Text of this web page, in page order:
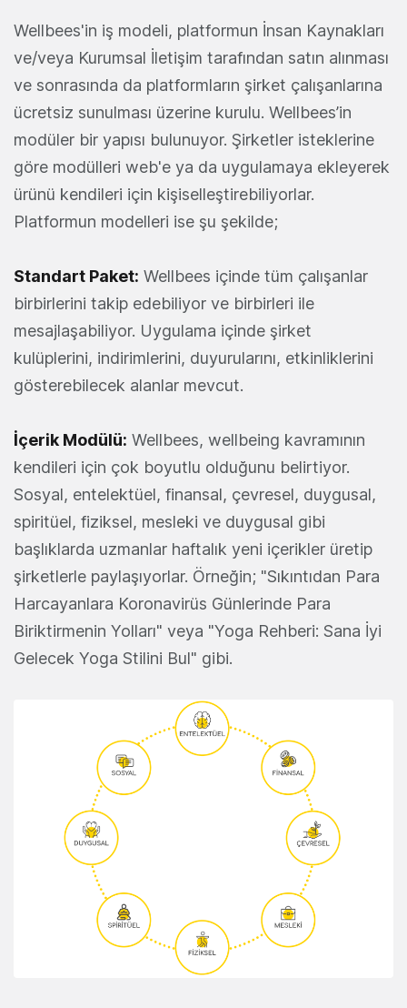
Wellbees'in iş modeli, platformun İnsan Kaynakları
ve/veya Kurumsal İletişim tarafından satın alınması
ve sonrasında da platformların şirket çalışanlarına
ücretsiz sunulması üzerine kurulu. Wellbees’in
modüler bir yapısı bulunuyor. Şirketler isteklerine
göre modülleri web'e ya da uygulamaya ekleyerek
ürünü kendileri için kişiselleştirebiliyorlar.
Platformun modelleri ise şu şekilde;
Standart Paket: Wellbees içinde tüm çalışanlar
birbirlerini takip edebiliyor ve birbirleri ile
mesajlaşabiliyor. Uygulama içinde şirket
kulüplerini, indirimlerini, duyurularını, etkinliklerini
gösterebilecek alanlar mevcut.
İçerik Modülü: Wellbees, wellbeing kavramının
kendileri için çok boyutlu olduğunu belirtiyor.
Sosyal, entelektüel, finansal, çevresel, duygusal,
spiritüel, fiziksel, mesleki ve duygusal gibi
başlıklarda uzmanlar haftalık yeni içerikler üretip
şirketlerle paylaşıyorlar. Örneğin; "Sıkıntıdan Para
Harcayanlara Koronavirüs Günlerinde Para
Biriktirmenin Yolları" veya "Yoga Rehberi: Sana İyi
Gelecek Yoga Stilini Bul" gibi.